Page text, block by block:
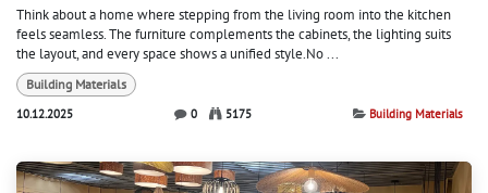
Think about a home where stepping from the living room into the kitchen
feels seamless. The furniture complements the cabinets, the lighting suits
the layout, and every space shows a unified style.No ...
Building Materials
10.12.2025
0 5175 Building Materials